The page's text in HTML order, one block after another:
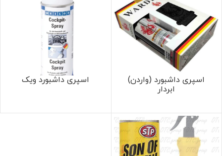
اسپری داشبورد (واردن)
ابردار
اسپری داشبورد ویک